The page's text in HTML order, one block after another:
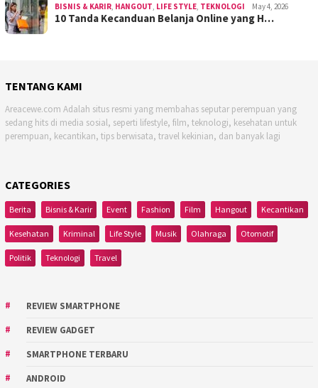
BISNIS & KARIR HANGOUT LIFE STYLE TEKNOLOGI May 4, 2026
10 Tanda Kecanduan Belanja Online yang H…
TENTANG KAMI
Areacewe.com Adalah situs resmi yang membahas seputar perempuan yang
sedang hits di media sosial, seperti lifestyle, film, teknologi, kesehatan untuk
perempuan, kecantikan, tips berwisata, travel kekinian, dan banyak lagi
CATEGORIES
Berita Bisnis & Karir Event Fashion Film Hangout Kecantikan
Kesehatan Kriminal Life Style Musik Olahraga Otomotif
Politik Teknologi Travel
REVIEW SMARTPHONE
REVIEW GADGET
SMARTPHONE TERBARU
ANDROID